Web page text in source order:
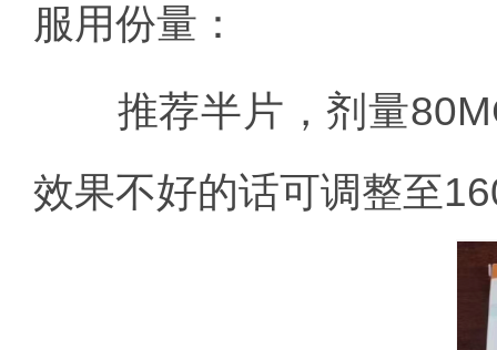
服用份量：
推荐半片，剂量
效果不好的话可调整至